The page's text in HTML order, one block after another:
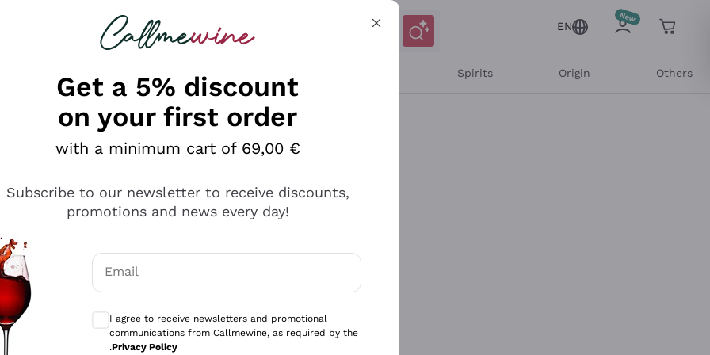
looking for
EN
Spirits Origin Others
Get a 5% discount
on your first order
with a minimum cart of 69,00 €
Subscribe to our newsletter to receive discounts,
promotions and news every day!
Email
I agree to receive newsletters and promotional
communications from Callmewine, as required by the
.Privacy Policy